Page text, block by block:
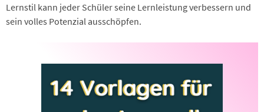
Lernstil kann jeder Schüler seine Lernleistung verbessern und
sein volles Potenzial ausschöpfen.